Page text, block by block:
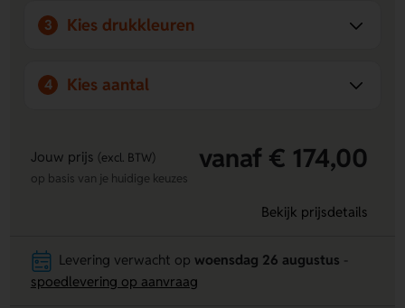
3 Kies drukkleuren
4 Kies aantal
Jouw prijs (excl. BTW) vanaf € 174,00
op basis van je huidige keuzes
Bekijk prijsdetails
Levering verwacht op woensdag 26 augustus
spoedlevering op aanvraag